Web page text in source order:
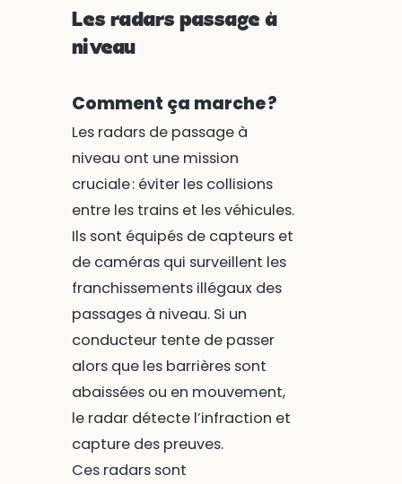
Les radars passage à
niveau
Comment ça marche ?
Les radars de passage à
niveau ont une mission
cruciale : éviter les collisions
entre les trains et les véhicules.
Ils sont équipés de capteurs et
de caméras qui surveillent les
franchissements illégaux des
passages à niveau. Si un
conducteur tente de passer
alors que les barrières sont
abaissées ou en mouvement,
le radar détecte l’infraction et
capture des preuves.
Ces radars sont